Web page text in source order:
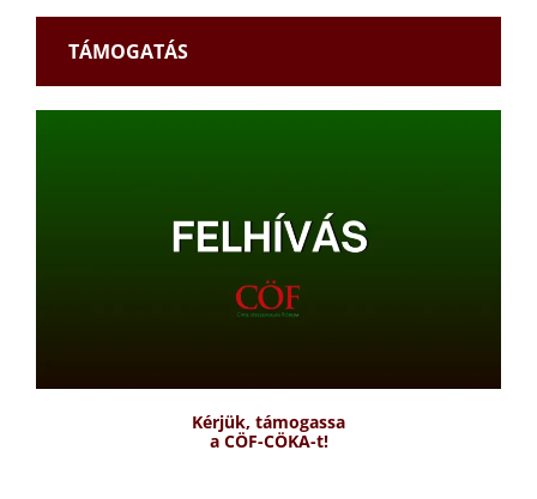
TÁMOGATÁS
Kérjük, támogassa
a CÖF-CÖKA-t!